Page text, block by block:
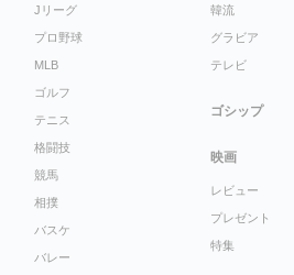
Jリーグ
プロ野球
MLB
ゴルフ
テニス
格闘技
競馬
相撲
バスケ
バレー
韓流
グラビア
テレビ
ゴシップ
映画
レビュー
プレゼント
特集